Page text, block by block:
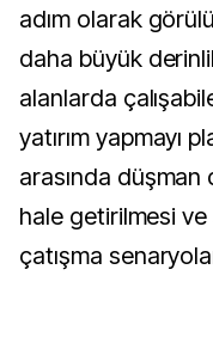
adım olarak
daha büyük
alanlarda
yatırım yapmayı
arasında düşman
hale getirilmesi ve
çatışma